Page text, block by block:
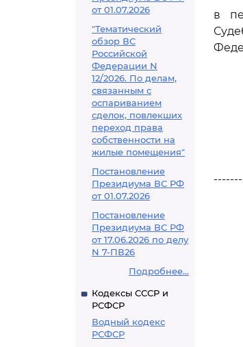
от 01.07.2026
"Тематический
обзор ВС
Российской
Федерации N
12/2026. По делам,
связанным с
оспариванием
сделок, повлекших
переход права
собственности на
жилые помещения"
Постановление
Президиума ВС РФ
от 01.07.2026
Постановление
Президиума ВС РФ
от 17.06.2026 по делу
N 7-ПВ26
Подробнее...
Кодексы СССР и
РСФСР
Водный кодекс
РСФСР
в